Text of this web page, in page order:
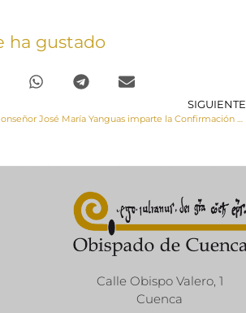
ha gustado
SIGUIENTE
Calle Obispo Valero, 1
Cuenca